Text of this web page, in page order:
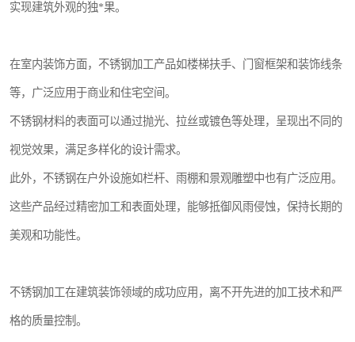
实现建筑外观的独*果。
在室内装饰方面，不锈钢加工产品如楼梯扶手、门窗框架和装饰线条
等，广泛应用于商业和住宅空间。
不锈钢材料的表面可以通过抛光、拉丝或镀色等处理，呈现出不同的
视觉效果，满足多样化的设计需求。
此外，不锈钢在户外设施如栏杆、雨棚和景观雕塑中也有广泛应用。
这些产品经过精密加工和表面处理，能够抵御风雨侵蚀，保持长期的
美观和功能性。
不锈钢加工在建筑装饰领域的成功应用，离不开先进的加工技术和严
格的质量控制。